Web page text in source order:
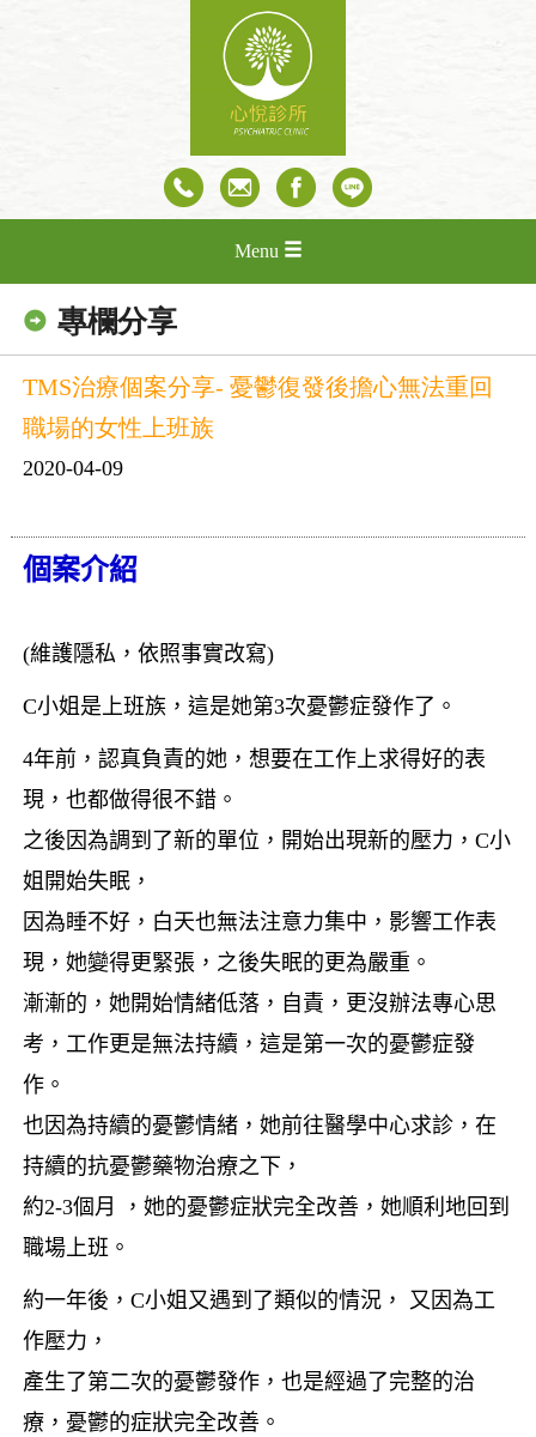
Menu
專欄分享
TMS治療個案分享- 憂鬱復發後擔心無法重回
職場的女性上班族
2020-04-09
個案介紹
(維護隱私，依照事實改寫)
C小姐是上班族，這是她第3次憂鬱症發作了。
4年前，認真負責的她，想要在工作上求得好的表
現， 也都做得很不錯。
之後因為調到了新的單位，開始出現新的壓力， C小
姐開始失眠，
因為睡不好，白天也無法注意力集中， 影響工作表
現，她變得更緊張，之後失眠的更為嚴重。
漸漸的， 她開始情緒低落，自責，更沒辦法專心思
考，工作更是無法持續， 這是第一次的憂鬱症發
作。
也因為持續的憂鬱情緒，她前往醫學中心求診， 在
持續的抗憂鬱藥物治療之下，
約2-3個月 ，她的憂鬱症狀完全改善，她順利地回到
職場上班。
約一年後， C小姐又遇到了類似的情況， 又因為工
作壓力，
產生了第二次的憂鬱發作， 也是經過了完整的治
療，憂鬱的症狀完全改善。